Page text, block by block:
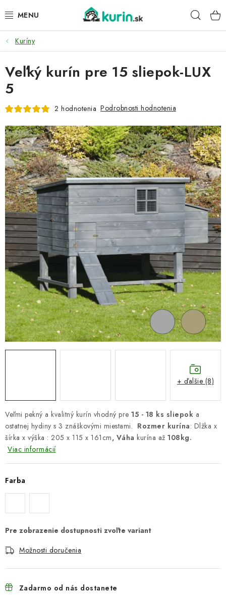
na
PRE HYDINU
PRE PSY
PRE ZAJACE
ZÁHRADA
DOMÁCI WELLNESS
PRE VTÁKY
DARČEKOVÝ POUKAZ
Náš príbeh od začiatku Doprava Kontakt
Blog
Hodnotenie obchodu
Obchodné podmienky
Vrátenie, výmena tovaru
Pravidlá súťaží na Facebooku
Kuríny
Veľmi pekný a kvalitný kurín vhodný pre 15 - 18 ks sliepok a
ostatnej hydiny s 3 znáškovými miestami. Rozmer kurína: Dlžka x
šírka x výška : 205 x 115 x 161cm, Váha kurína až 108kg.
Viac informácií
Farba
Možnosti doručenia
Zadarmo od nás dostanete
Veľký kurín pre 15 sliepok-LUX
5
2 hodnotenia Podrobnosti hodnotenia
+ ďalšie (8)